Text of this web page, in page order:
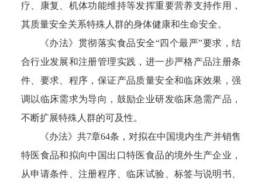
疗、康复、机体功能维持等发挥重要营养支持作用，
其质量安全关系特殊人群的身体健康和生命安全。
《办法》贯彻落实食品安全“四个最严”要求，结
合行业发展和注册管理实践，进一步严格产品注册条
件、要求、程序，保证产品质量安全和临床效果，强
调以临床需求为导向，鼓励企业研发临床急需产品，
不断扩展特殊人群的可及性。
《办法》共7章64条，对拟在中国境内生产并销售
特医食品和拟向中国出口特医食品的境外生产企业，
从申请条件、注册程序、临床试验、标签与说明书、